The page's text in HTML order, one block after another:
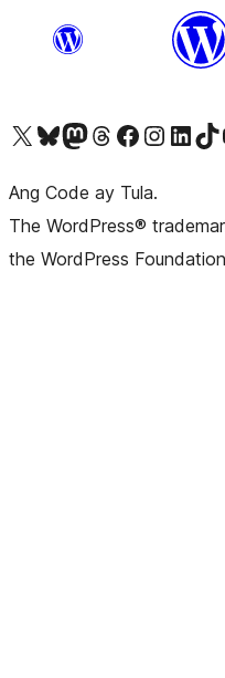
Visit our X (formerly Twitter) account
Bisitahin ang aming Bluesky account
Visit our Mastodon account
Bisitahin ang aming Threads account
Visit our Facebook pageVisit our Instagram
Visit ourBisitahin
Ang Code ay Tula.
The WordPress®
the WordPress